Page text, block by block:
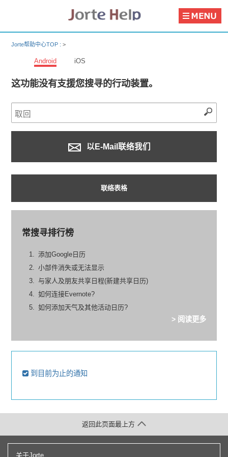
Jorte帮助中心TOP :>
Android iOS
这功能没有支援您搜寻的行动装置。
以E-Mail联络我们
联络表格
常搜寻排行榜
添加Google日历
小部件消失或无法显示
与家人及朋友共享日程(新建共享日历)
如何连接Evernote?
如何添加天气及其他活动日历?
> 阅读更多
到目前为止的通知
关于Jorte
返回此页面最上方